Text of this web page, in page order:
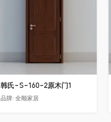
韩氏-S-160-2原木门1
品牌: 全顺家居